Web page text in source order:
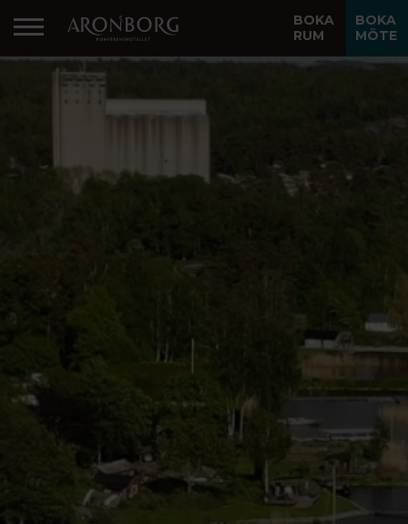
BOKA
RUM
BOKA
MÖTE